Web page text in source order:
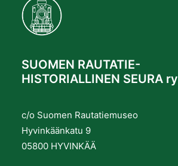
SUOMEN RAUTATIE-
HISTORIALLINEN SEURA ry
c/o Suomen Rautatiemuseo
Hyvinkäänkatu 9
05800 HYVINKÄÄ